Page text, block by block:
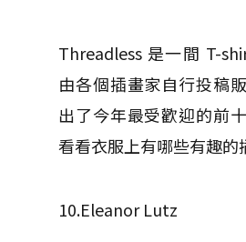
Threadless 是一間 T-
由各個插畫家自行投稿
出了今年最受歡迎的前
看看衣服上有哪些有趣的
10.Eleanor Lutz